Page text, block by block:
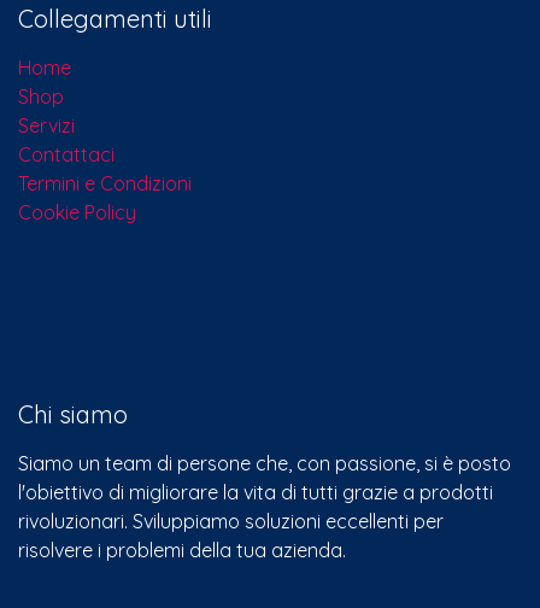
Collegamenti utili
Home
Shop
Servizi
Contattaci​
Termini e Condizioni
Cookie Policy
Chi siamo
Siamo un team di persone che, con passione, si è posto
l'obiettivo di migliorare la vita di tutti grazie a prodotti
rivoluzionari. Sviluppiamo soluzioni eccellenti per
risolvere i problemi della tua azienda.